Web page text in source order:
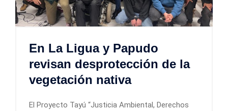
En La Ligua y Papudo
revisan desprotección de la
vegetación nativa
El Proyecto Tayú “Justicia Ambiental, Derechos